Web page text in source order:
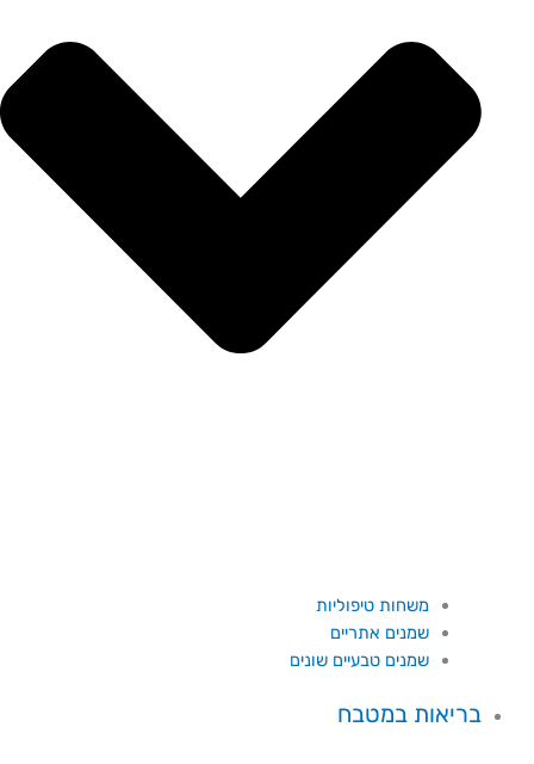
משחות טיפוליות
שמנים אתריים
שמנים טבעיים שונים
בריאות במטבח